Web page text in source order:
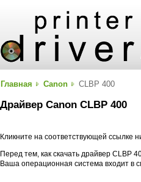
Главная Canon CLBP 400
Драйвер Canon CLBP 400
Кликните на соответствующей ссылке
Перед тем, как скачать драйвер CLBP
Ваша операционная система входит в